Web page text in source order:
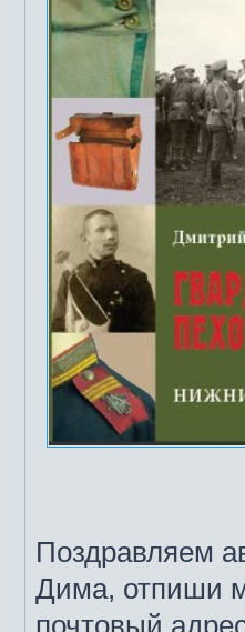
Поздравляем
Дима, отпиши
почтовый